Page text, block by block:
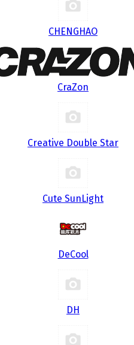
CHENGHAO
CraZon
Creative Double Star
Cute SunLight
DeCool
DH